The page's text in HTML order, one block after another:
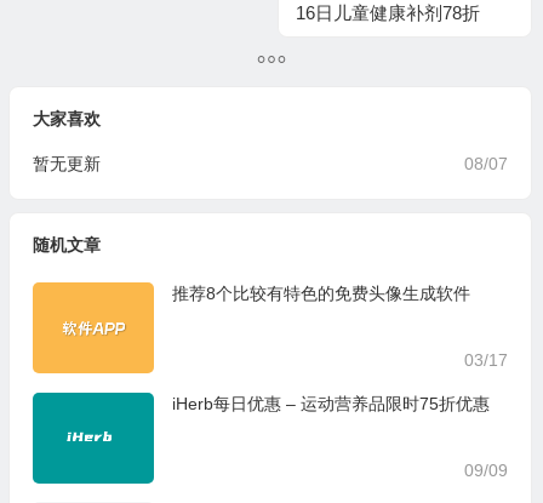
16日儿童健康补剂78折
大家喜欢
08/07
暂无更新
随机文章
推荐8个比较有特色的免费头像生成软件
03/17
iHerb每日优惠 – 运动营养品限时75折优惠
09/09